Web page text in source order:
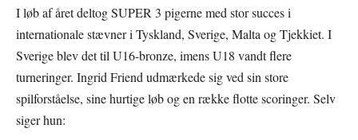
I løb af året deltog SUPER 3 pigerne med stor succes i
internationale stævner i Tyskland, Sverige, Malta og Tjekkiet. I
Sverige blev det til U16-bronze, imens U18 vandt flere
turneringer. Ingrid Friend udmærkede sig ved sin store
spilforståelse, sine hurtige løb og en række flotte scoringer. Selv
siger hun: